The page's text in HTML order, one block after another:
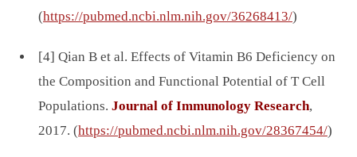
(https://pubmed.ncbi.nlm.nih.gov/36268413/)
[4] Qian B et al. Effects of Vitamin B6 Deficiency on
the Composition and Functional Potential of T Cell
Populations. Journal of Immunology Research,
2017. (https://pubmed.ncbi.nlm.nih.gov/28367454/)